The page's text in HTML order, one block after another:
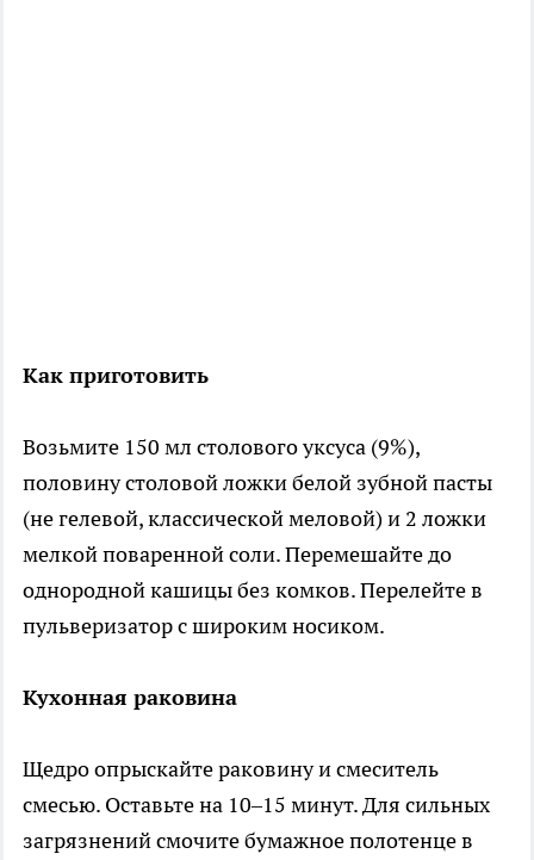
Как приготовить
Возьмите 150 мл столового уксуса (9%),
половину столовой ложки белой зубной пасты
(не гелевой, классической меловой) и 2 ложки
мелкой поваренной соли. Перемешайте до
однородной кашицы без комков. Перелейте в
пульверизатор с широким носиком.
Кухонная раковина
Щедро опрыскайте раковину и смеситель
смесью. Оставьте на 10–15 минут. Для сильных
загрязнений смочите бумажное полотенце в